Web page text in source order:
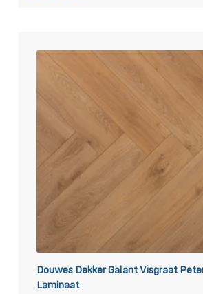
Douwes Dekker Galant Visgraat
Laminaat